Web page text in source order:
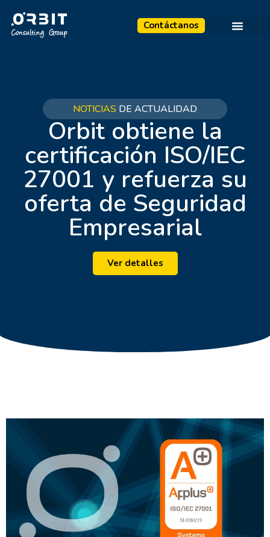
Contáctanos
NOTICIAS DE ACTUALIDAD
Orbit obtiene la
certificación ISO/IEC
27001 y refuerza su
oferta de Seguridad
Empresarial
Ver detalles